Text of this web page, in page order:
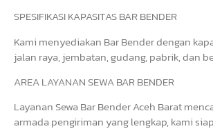
SPESIFIKASI KAPASITAS BAR BENDER
Kami menyediakan Bar Bender dengan
jalan raya, jembatan, gudang, pabrik, dan
AREA LAYANAN SEWA BAR BENDER
Layanan Sewa Bar Bender Aceh Barat
armada pengiriman yang lengkap, kami